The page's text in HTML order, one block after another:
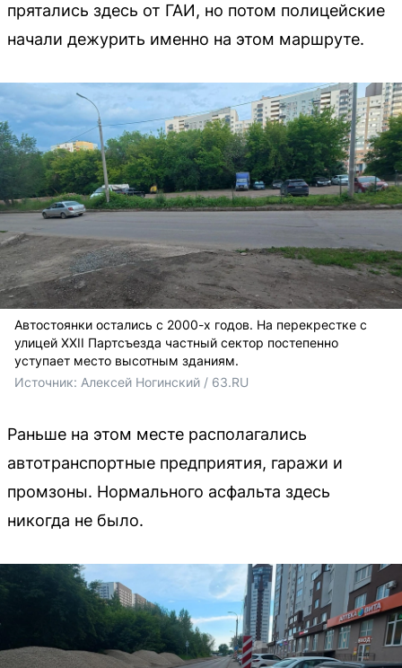
прятались здесь от ГАИ, но потом полицейские
начали дежурить именно на этом маршруте.
Автостоянки остались с 2000-х годов. На перекрестке с
улицей XXII Партсъезда частный сектор постепенно
уступает место высотным зданиям.
Источник: Алексей Ногинский / 63.RU
Раньше на этом месте располагались
автотранспортные предприятия, гаражи и
промзоны. Нормального асфальта здесь
никогда не было.